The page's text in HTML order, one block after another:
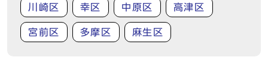
川崎区 幸区 中原区 高津区
宮前区 多摩区 麻生区